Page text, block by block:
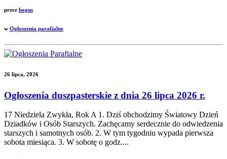
przez bogus
w Ogłoszenia parafialne
26 lipca, 2026
Ogłoszenia duszpasterskie z dnia 26 lipca 2026 r.
17 Niedziela Zwykła, Rok A 1. Dziś obchodzimy Światowy Dzień
Dziadków i Osób Starszych. Zachęcamy serdecznie do odwiedzenia
starszych i samotnych osób. 2. W tym tygodniu wypada pierwsza
sobota miesiąca. 3. W sobotę o godz....